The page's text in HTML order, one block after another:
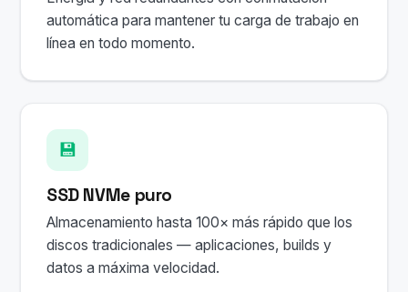
automática para mantener tu carga de trabajo en
línea en todo momento.
💾
SSD NVMe puro
Almacenamiento hasta 100× más rápido que los
discos tradicionales — aplicaciones, builds y
datos a máxima velocidad.